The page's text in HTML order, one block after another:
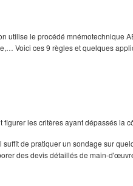
utilise le procédé mnémotechnique
Voici ces 9 règles et quelques
les critères ayant dépas­sés la
de pratiquer un sondage sur
des devis dé­taillés de main-